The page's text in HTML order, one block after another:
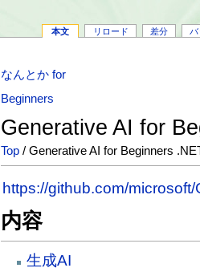
本文 リロード 差分 バ
なんとか for
Beginners
Generative AI for
Top / Generative AI for Beginners
https://github.com/
内容
生成AI